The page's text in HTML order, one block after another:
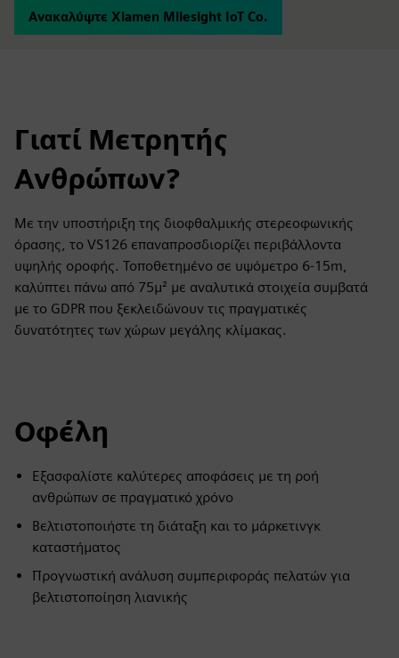
Ανακαλύψτε Xiamen Milesight IoT Co.
Γιατί Μετρητής
Ανθρώπων?
Με την υποστήριξη της διοφθαλμικής στερεοφωνικής
όρασης, το VS126 επαναπροσδιορίζει περιβάλλοντα
υψηλής οροφής. Τοποθετημένο σε υψόμετρο 6-15m,
καλύπτει πάνω από 75μ² με αναλυτικά στοιχεία συμβατά
με το GDPR που ξεκλειδώνουν τις πραγματικές
δυνατότητες των χώρων μεγάλης κλίμακας.
Οφέλη
Εξασφαλίστε καλύτερες αποφάσεις με τη ροή
ανθρώπων σε πραγματικό χρόνο
Βελτιστοποιήστε τη διάταξη και το μάρκετινγκ
καταστήματος
Προγνωστική ανάλυση συμπεριφοράς πελατών για
βελτιστοποίηση λιανικής